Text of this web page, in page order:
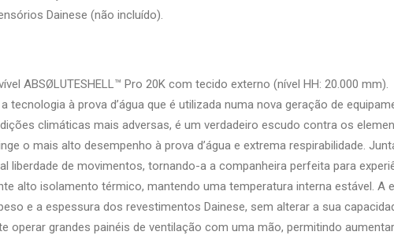
Dainese (não incluído).
ABSØLUTESHELL™ Pro 20K com tecido externo (nível HH: 20.000 mm).
a tecnologia à prova d’água que é utilizada numa nova geração de
climáticas mais adversas, é um verdadeiro escudo contra os
o mais alto desempenho à prova d’água e extrema respirabilidade.
liberdade de movimentos, tornando-a a companheira perfeita para
alto isolamento térmico, mantendo uma temperatura interna estável. A
e a espessura dos revestimentos Dainese, sem alterar a sua
operar grandes painéis de ventilação com uma mão, permitindo